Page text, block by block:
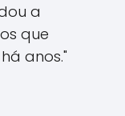
a
que
anos."